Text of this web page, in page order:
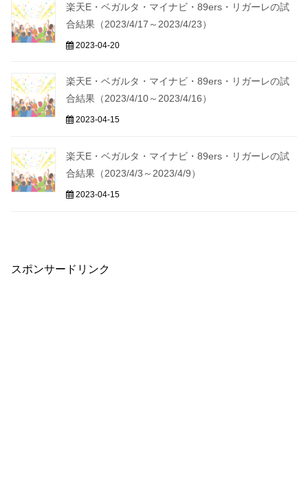
楽天E・ベガルタ・マイナビ・89ers・リガーレの試
合結果（2023/4/17～2023/4/23）
2023-04-20
楽天E・ベガルタ・マイナビ・89ers・リガーレの試
合結果（2023/4/10～2023/4/16）
2023-04-15
楽天E・ベガルタ・マイナビ・89ers・リガーレの試
合結果（2023/4/3～2023/4/9）
2023-04-15
スポンサードリンク